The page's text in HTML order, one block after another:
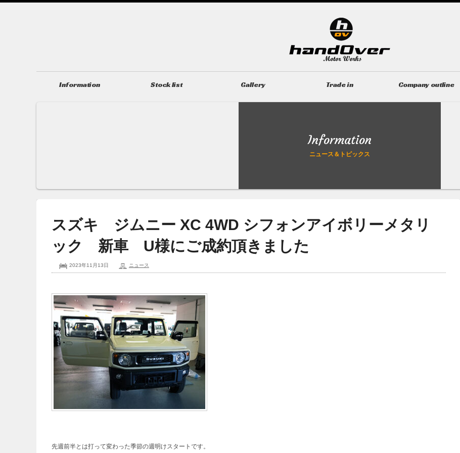
Information Stock list Gallery Trade in Company outline
Information
ニュース＆トピックス
スズキ ジムニー XC 4WD シフォンアイボリーメタリ
ック 新車 U様にご成約頂きました
2023年11月13日 ニュース
先週前半とは打って変わった季節の週明けスタートです。